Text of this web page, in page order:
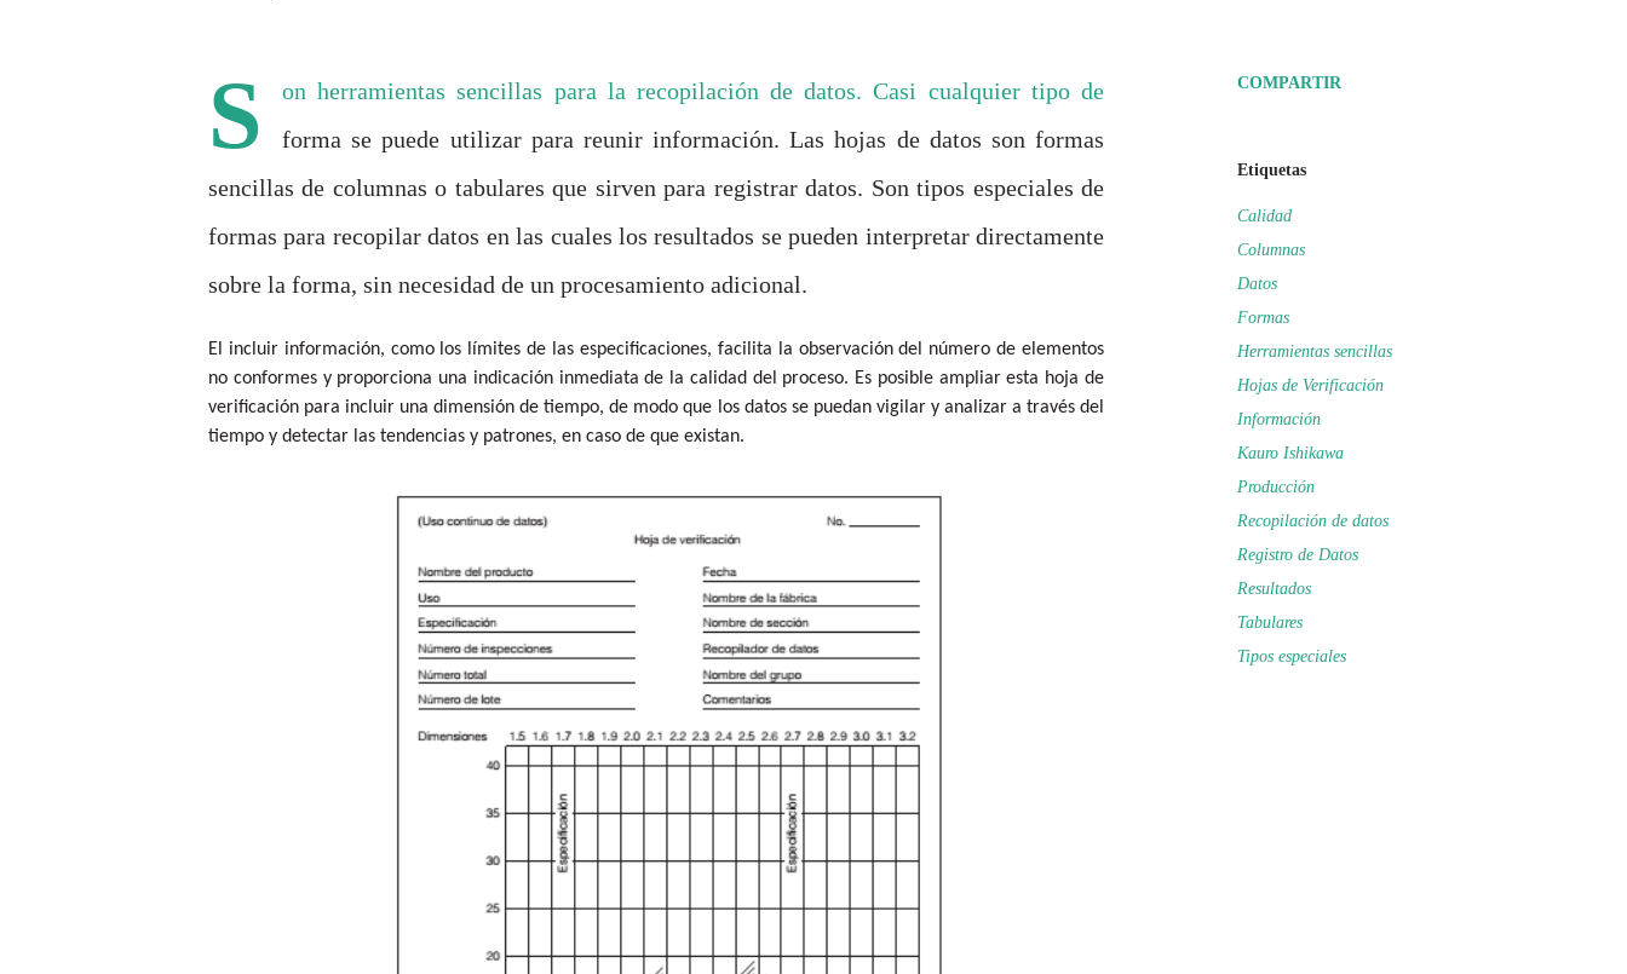
S
on herramientas sencillas para la recopilación de datos. Casi cualquier tipo de
forma se puede utilizar para reunir información. Las hojas de datos son formas
sencillas de columnas o tabulares que sirven para registrar datos. Son tipos especiales de
formas para recopilar datos en las cuales los resultados se pueden interpretar directamente
sobre la forma, sin necesidad de un procesamiento adicional.
El incluir información, como los límites de las especificaciones, facilita la observación del número de elementos
no conformes y proporciona una indicación inmediata de la calidad del proceso. Es posible ampliar esta hoja de
verificación para incluir una dimensión de tiempo, de modo que los datos se puedan vigilar y analizar a través del
tiempo y detectar las tendencias y patrones, en caso de que existan.
COMPARTIR
Etiquetas
Calidad
Columnas
Datos
Formas
Herramientas sencillas
Hojas de Verificación
Información
Kauro Ishikawa
Producción
Recopilación de datos
Registro de Datos
Resultados
Tabulares
Tipos especiales